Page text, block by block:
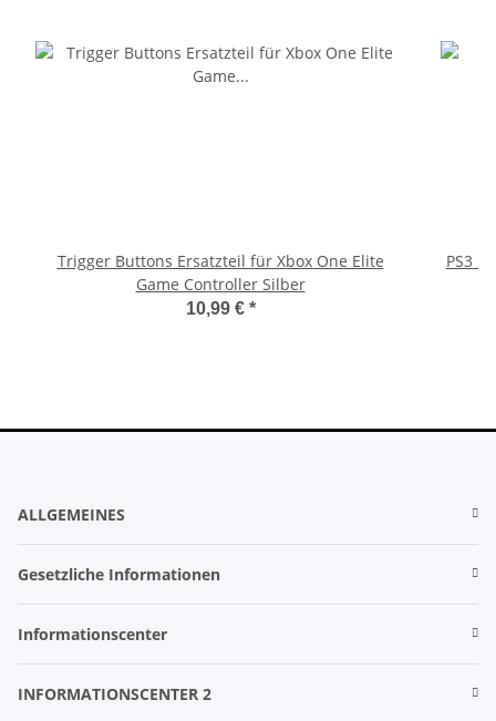
Trigger Buttons Ersatzteil für Xbox One Elite
Game Controller Silber
10,99 € *
PS3
ALLGEMEINES
Gesetzliche Informationen
Informationscenter
INFORMATIONSCENTER 2